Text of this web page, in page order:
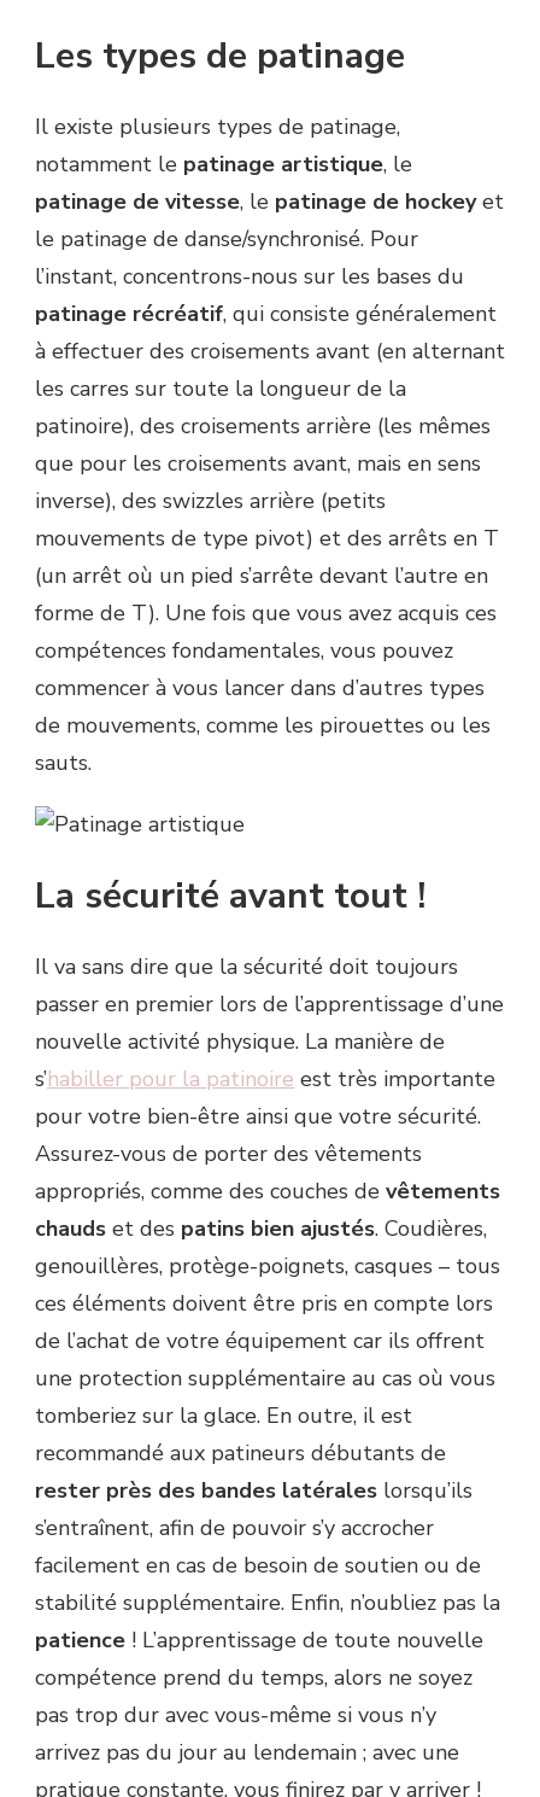
Les types de patinage
Il existe plusieurs types de patinage,
notamment le patinage artistique, le
patinage de vitesse, le patinage de hockeyet
le patinage de danse/synchronisé. Pour
l’instant, concentrons-nous sur les bases du
patinage récréatif, qui consiste généralement
à effectuer des croisements avant (en alternant
les carres sur toute la longueur de la
patinoire), des croisements arrière (les mêmes
que pour les croisements avant, mais en sens
inverse), des swizzles arrière (petits
mouvements de type pivot) et des arrêts en T
(un arrêt où un pied s’arrête devant l’autre en
forme de T). Une fois que vous avez acquis ces
compétences fondamentales, vous pouvez
commencer à vous lancer dans d’autres types
de mouvements, comme les pirouettes ou les
sauts.
La sécurité avant tout !
Il va sans dire que la sécurité doit toujours
passer en premier lors de l’apprentissage d’une
nouvelle activité physique. La manière de
s’habiller pour la patinoire est très importante
pour votre bien-être ainsi que votre sécurité.
Assurez-vous de porter des vêtements
appropriés, comme des couches de vêtements
chauds et des patins bien ajustés. Coudières,
genouillères, protège-poignets, casques – tous
ces éléments doivent être pris en compte lors
de l’achat de votre équipement car ils offrent
une protection supplémentaire au cas où vous
tomberiez sur la glace. En outre, il est
recommandé aux patineurs débutants de
rester près des bandes latérales lorsqu’ils
s’entraînent, afin de pouvoir s’y accrocher
facilement en cas de besoin de soutien ou de
stabilité supplémentaire. Enfin, n’oubliez pas la
patience ! L’apprentissage de toute nouvelle
compétence prend du temps, alors ne soyez
pas trop dur avec vous-même si vous n’y
arrivez pas du jour au lendemain ; avec une
pratique constante, vous finirez par y arriver !